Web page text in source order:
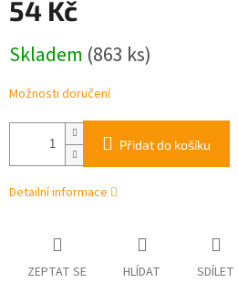
54 Kč
cena:
Skladem (863 ks)
Možnosti doručení
Přidat do košíku
Detailní informace
ZEPTAT SE HLÍDAT SDÍLET